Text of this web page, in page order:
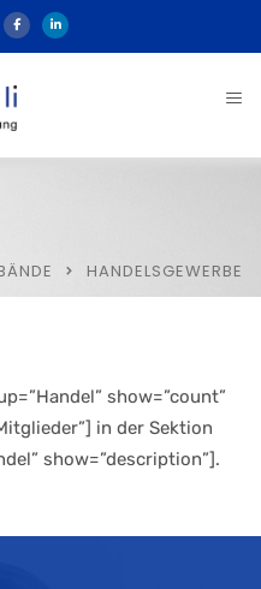
HANDELSGEWERBE
show=”count”
in der Sektion
show=”description”].